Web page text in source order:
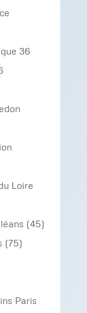
36
Loire
(45)
(75)
Paris